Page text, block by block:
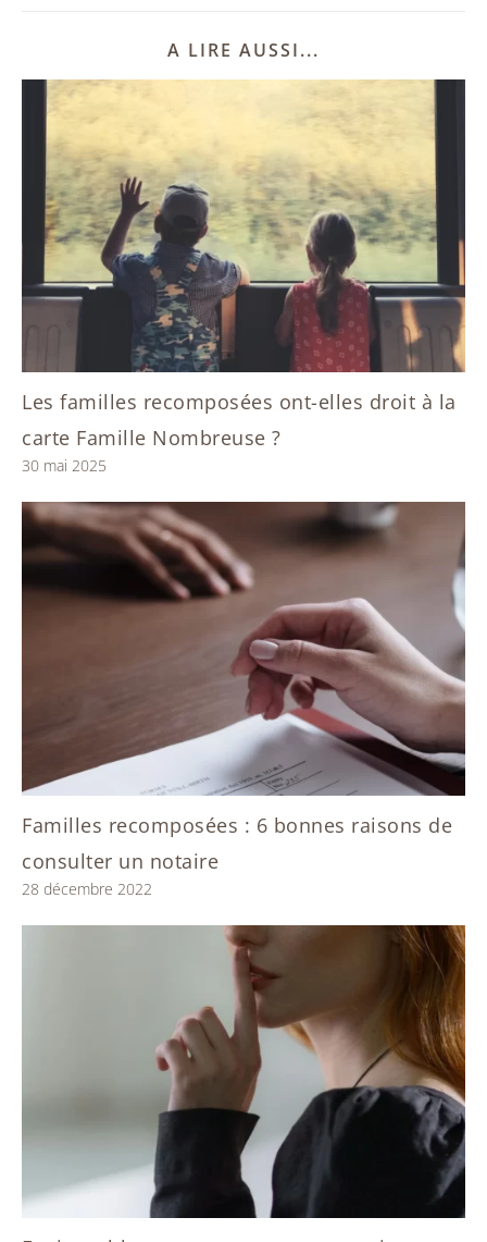
A LIRE AUSSI...
Les familles recomposées ont-elles droit à la
carte Famille Nombreuse ?
30 mai 2025
Familles recomposées : 6 bonnes raisons de
consulter un notaire
28 décembre 2022